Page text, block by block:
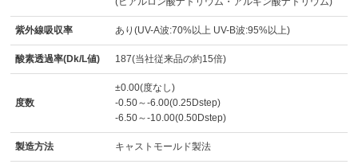
紫外線吸収率 あり(UV-A波:70%以上 UV-B波:95%以上)
酸素透過率(Dk/L値) 187(当社従来品の約15倍)
度数
±0.00(度なし)
-0.50～-6.00(0.25Dstep)
-6.50～-10.00(0.50Dstep)
製造方法 キャストモールド製法